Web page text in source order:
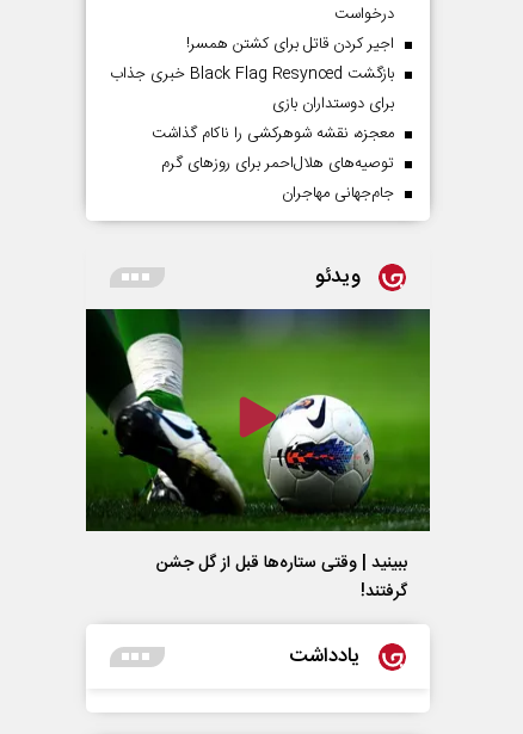
درخواست
اجیر کردن قاتل برای کشتن همسر!
بازگشت Black Flag Resynced خبری جذاب
برای دوستداران بازی
معجزه، نقشه شوهرکشی را ناکام گذاشت
توصیه‌های هلال‌احمر برای روز‌های گرم
جام‌جهانی مهاجران
ویدئو
ببینید | وقتی ستاره‌ها قبل از گل جشن
گرفتند!
یادداشت